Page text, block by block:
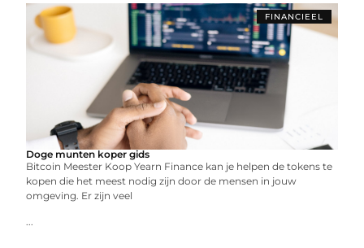
FINANCIEEL
Doge munten koper gids
Bitcoin Meester Koop Yearn Finance kan je helpen de tokens te
kopen die het meest nodig zijn door de mensen in jouw
omgeving. Er zijn veel
...